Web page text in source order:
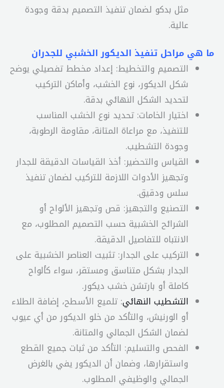
مثل بدكو لضمان تنفيذ التصميم بدقة وجودة
عالية.
ما هي مراحل تنفيذ الديكور الخشبي للجدران
التصميم والتخطيط: إعداد مخطط تفصيلي يوضح
شكل الديكور، نوع الخشب، وأماكن التركيب
لتحديد الشكل النهائي بدقة.
اختيار الخامات: تحديد نوع الخشب المناسب
للتنفيذ، مع مراعاة المتانة، مقاومة الرطوبة،
وجودة التشطيب.
القياس والتحضير: أخذ القياسات الدقيقة للجدار
وتجهيز الأدوات اللازمة للتركيب لضمان تنفيذ
سلس ودقيق.
التصنيع والتجهيز: قص وتجهيز الألواح أو
الشرائح الخشبية حسب التصميم المطلوب، مع
الانتباه للتفاصيل الدقيقة.
التركيب على الجدار: تثبيت العناصر الخشبية على
الجدار بشكل متناسق ومستقر، سواء كألواح
كاملة أو بارتشن خشب ديكور.
التشطيب النهائي: تلميع الأسطح، إضافة الطلاء
أو الورنيش، والتأكد من خلو الديكور من أي عيوب
لضمان الشكل الجمالي والمتانة.
الفحص والتسليم: التأكد من ثبات جميع القطع
واستقرارها، وضمان أن الديكور يفي بالغرض
الجمالي والوظيفي المطلوب.